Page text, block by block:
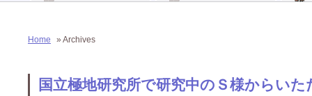
Home » Archives
国立極地研究所で研究中のＳ様からい